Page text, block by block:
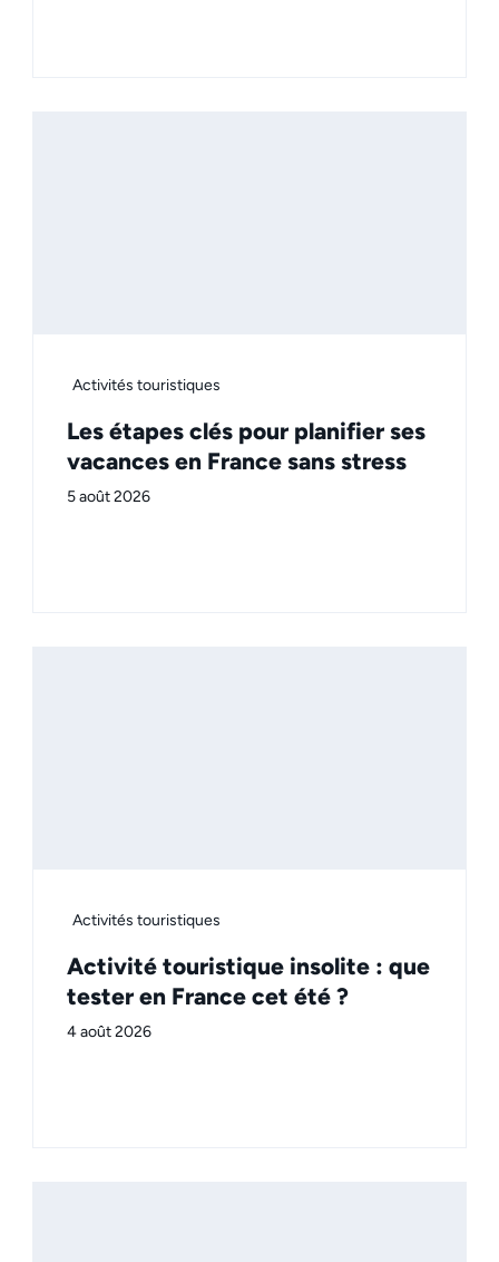
Activités touristiques
Les étapes clés pour planifier ses
vacances en France sans stress
5 août 2026
Activités touristiques
Activité touristique insolite : que
tester en France cet été ?
4 août 2026